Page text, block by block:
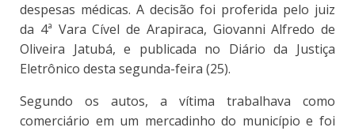
despesas médicas. A decisão foi proferida pelo juiz
da 4ª Vara Cível de Arapiraca, Giovanni Alfredo de
Oliveira Jatubá, e publicada no Diário da Justiça
Eletrônico desta segunda-feira (25).
Segundo os autos, a vítima trabalhava como
comerciário em um mercadinho do município e foi